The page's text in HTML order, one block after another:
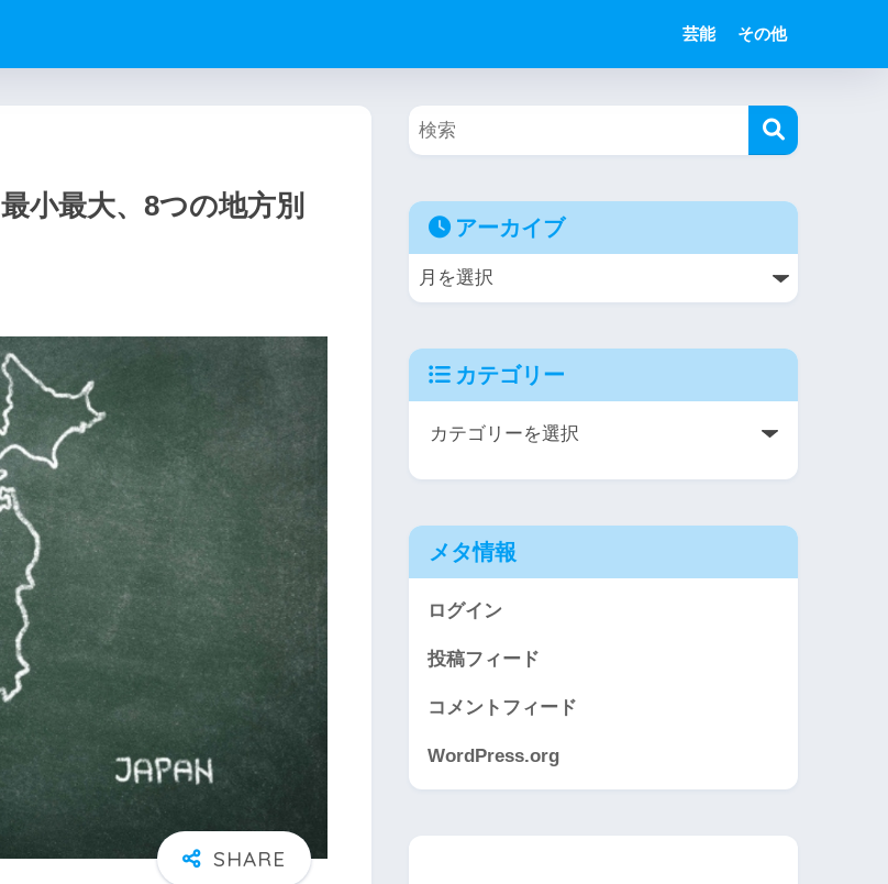
芸能 その他
小最大、8つの地方別
アーカイブ
カテゴリー
メタ情報
ログイン
投稿フィード
コメントフィード
WordPress.org